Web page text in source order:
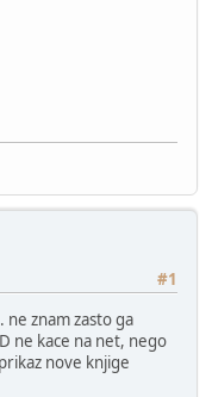
#1
ne znam zasto ga
ne kace na net, nego
nove knjige